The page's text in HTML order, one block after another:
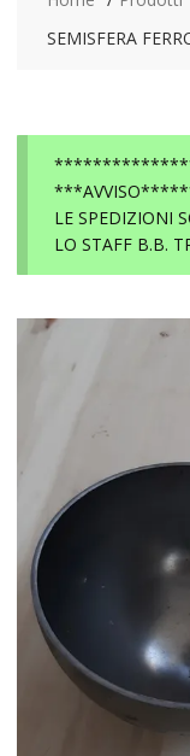
SEMISFERA
LE SPEDIZIONI
LO STAFF B.B.